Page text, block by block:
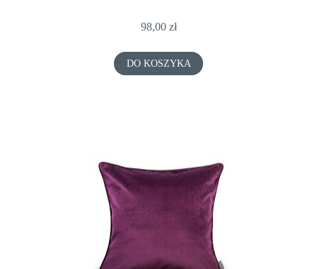
98,00 zł
DO KOSZYKA